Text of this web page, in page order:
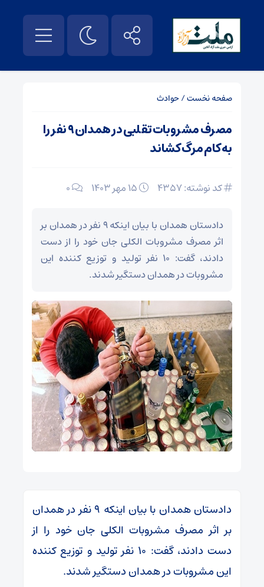
صفحه نخست/حوادث
مصرف مشروبات تقلبی در همدان ۹ نفر را
به کام مرگ کشاند
کد نوشته: 4357 0
دادستان همدان با بیان اینکه ۹ نفر در همدان بر
اثر مصرف مشروبات الکلی جان خود را از دست
دادند، گفت: ۱۰ نفر تولید و توزیع کننده این
مشروبات در همدان دستگیر شدند.
دادستان همدان با بیان اینکه ۹ نفر در همدان
بر اثر مصرف مشروبات الکلی جان خود را از
دست دادند، گفت: ۱۰ نفر تولید و توزیع کننده
این مشروبات در همدان دستگیر شدند.